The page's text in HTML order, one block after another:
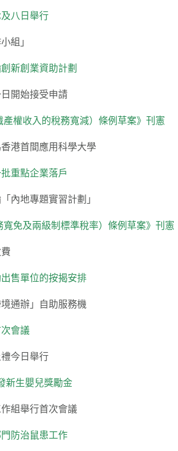
八日舉行
組」
新創業資助計劃
開始接受申請
產權收入的稅務寬減）條例草案》刊憲
港首間應用科學大學
重點企業落戶
內地專題實習計劃」
寬免及兩級制標準稅率）條例草案》刊憲
售單位的按揭安排
通辦」自助服務機
次會議
今日舉行
新生嬰兒獎勵金
組舉行首次會議
防治鼠患工作